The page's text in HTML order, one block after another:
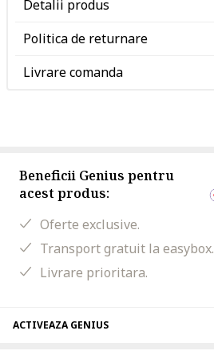
Detalii produs
Politica de returnare
Livrare comanda
Beneficii Genius pentru
acest produs:
Oferte exclusive.
Transport gratuit la easybox.
Livrare prioritara.
ACTIVEAZA GENIUS